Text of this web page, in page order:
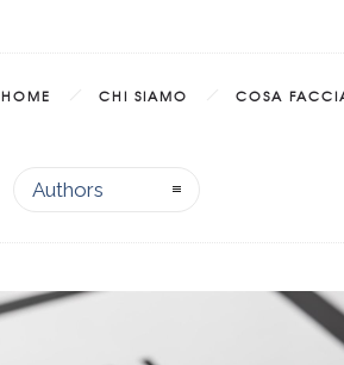
HOME CHI SIAMO COSA
Authors